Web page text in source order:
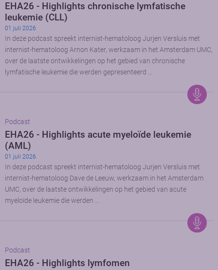
EHA26 - Highlights chronische lymfatische
leukemie (CLL)
01 juli 2026
In deze podcast spreekt internist-hematoloog Jurjen Versluis met
internist-hematoloog Arnon Kater, werkzaam in het Amsterdam UMC,
over de laatste ontwikkelingen op het gebied van chronische
lymfatische leukemie die werden gepresenteerd …
Podcast
EHA26 - Highlights acute myeloïde leukemie
(AML)
01 juli 2026
In deze podcast spreekt internist-hematoloog Jurjen Versluis met
internist-hematoloog Dave de Leeuw, werkzaam in het Amsterdam
UMC, over de laatste ontwikkelingen op het gebied van acute
myeloïde leukemie die werden …
Podcast
EHA26 - Highlights lymfomen